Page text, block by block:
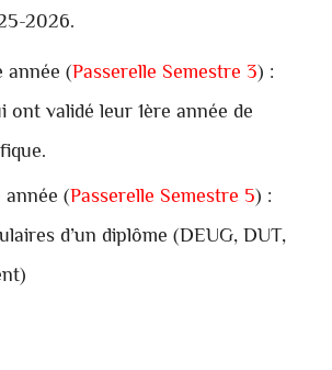
2026.
année (Passerelle Semestre 3) :
ont validé leur 1ère année de
(Passerelle Semestre 5) :
d’un diplôme (DEUG, DUT,